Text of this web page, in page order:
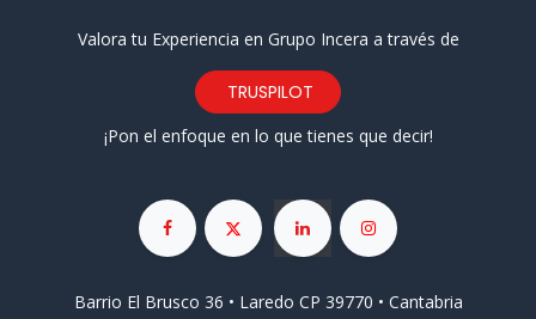
Valora tu Experiencia en Grupo Incera a través de
TRUSPILOT
¡Pon el enfoque en lo que tienes que decir!
Barrio El Brusco 36 • Laredo CP 39770 • Cantabria